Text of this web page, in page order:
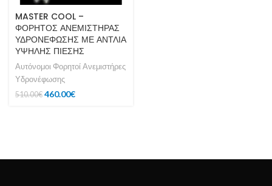
MASTER COOL –
ΦΟΡΗΤΟΣ ΑΝΕΜΙΣΤΗΡΑΣ
ΥΔΡΟΝΕΦΩΣΗΣ ΜΕ ΑΝΤΛΙΑ
ΥΨΗΛΗΣ ΠΙΕΣΗΣ
Αυτόνομοι Φορητοί Ανεμιστήρες
Υδρονέφωσης
510.00€ 460.00€